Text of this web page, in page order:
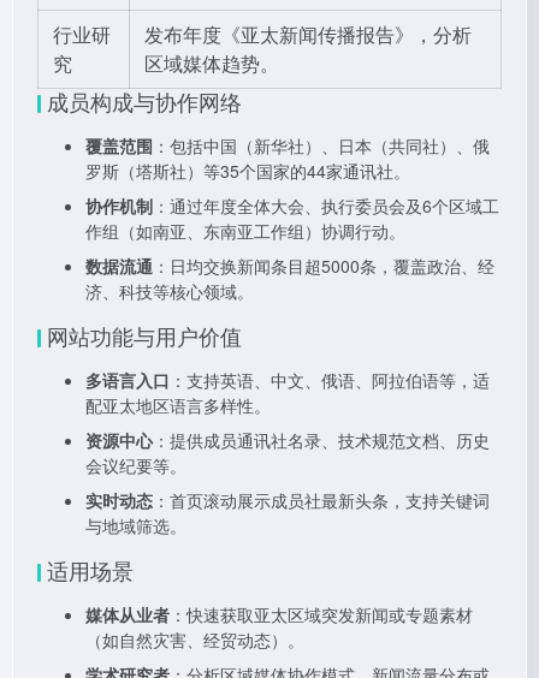
行业研
究
发布年度《亚太新闻传播报告》，分析
区域媒体趋势。
成员构成与协作网络
覆盖范围 ：包括中国（新华社）、日本（共同社）、俄
罗斯（塔斯社）等35个国家的44家通讯社。
协作机制 ：通过年度全体大会、执行委员会及6个区域工
作组（如南亚、东南亚工作组）协调行动。
数据流通 ：日均交换新闻条目超5000条，覆盖政治、经
济、科技等核心领域。
网站功能与用户价值
多语言入口 ：支持英语、中文、俄语、阿拉伯语等，适
配亚太地区语言多样性。
资源中心：提供成员通讯社名录、技术规范文档、历史
会议纪要等。
实时动态 ：首页滚动展示成员社最新头条，支持关键词
与地域筛选。
适用场景
媒体从业者 ：快速获取亚太区域突发新闻或专题素材
（如自然灾害、经贸动态）。